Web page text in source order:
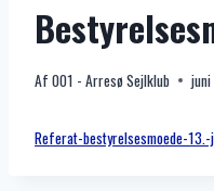
Af 001 - Arresø Sejlklub
Referat-bestyrelsesmoede-